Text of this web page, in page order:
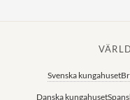
Svenska kungahuset
Danska kungahuset